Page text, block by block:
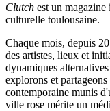
Clutch est un
culturelle toulousaine.
Chaque mois, depuis
des artistes, lieux et
dynamiques
explorons et
contemporaine munis
ville rose mérite un